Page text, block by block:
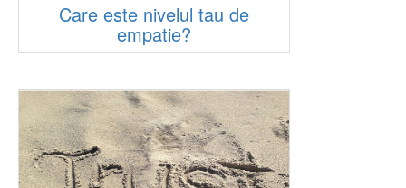
Care este nivelul tau de
empatie?